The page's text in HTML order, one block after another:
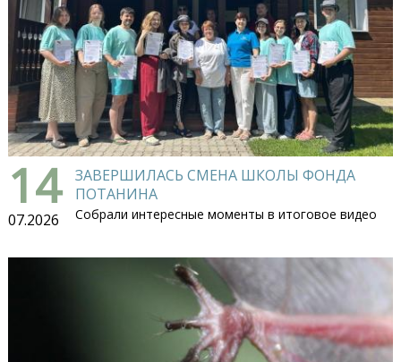
14
07.2026
ЗАВЕРШИЛАСЬ СМЕНА ШКОЛЫ ФОНДА
ПОТАНИНА
Собрали интересные моменты в итоговое видео